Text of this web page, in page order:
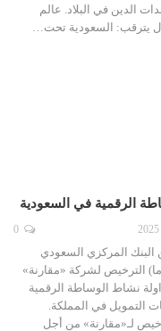
الدين في البلاد. عالم
يترقب: السعودية تحت…
الرقمية في السعودية
البنك المركزي السعودي
الترخيص لشركة «مقارنة»
نشاط الوساطة الرقمية
التمويل في المملكة.
لـ«مقارنة» من أجل